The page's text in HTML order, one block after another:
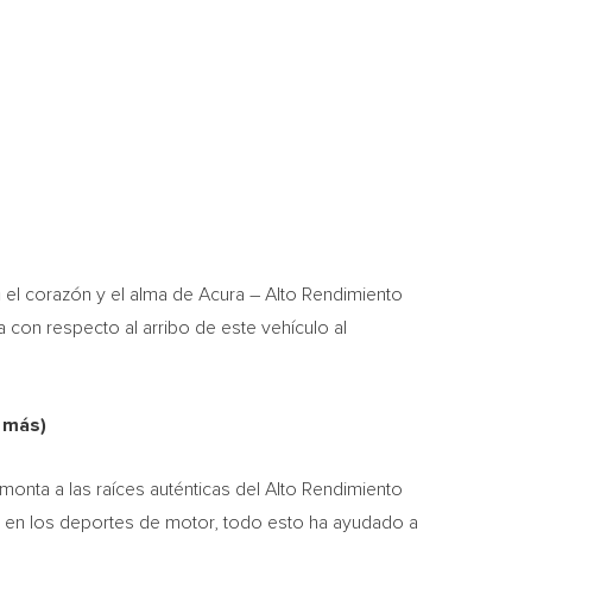
corazón y el alma de Acura – Alto Rendimiento
respecto al arribo de este vehículo al
a las raíces auténticas del Alto Rendimiento
los deportes de motor, todo esto ha ayudado a